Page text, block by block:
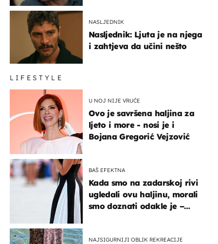
NASLJEDNIK
Nasljednik: Ljuta je na njega
i zahtjeva da učini nešto
LIFESTYLE
U NOJ NIJE VRUĆE
Ovo je savršena haljina za
ljeto i more - nosi je i
Bojana Gregorić Vejzović
BAŠ EFEKTNA
Kada smo na zadarskoj rivi
ugledali ovu haljinu, morali
smo doznati odakle je –
NAJSIGURNIJI OBLIK REKREACIJE